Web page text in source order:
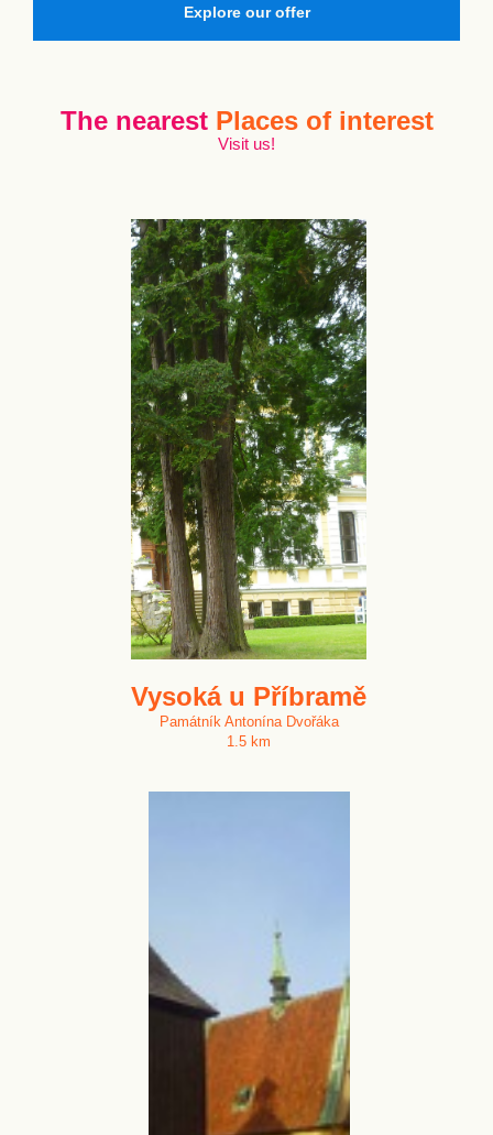
Explore our offer
The nearest Places of interest
Visit us!
Vysoká u Příbramě
Památník Antonína Dvořáka
1.5 km